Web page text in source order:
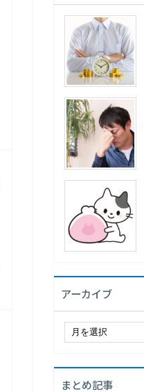
アーカイブ
イ
ブまとめ記事